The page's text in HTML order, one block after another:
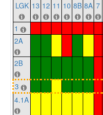
LGK 13 12 11 10 8B 8A 7
1
2A
2B
3
4.1A